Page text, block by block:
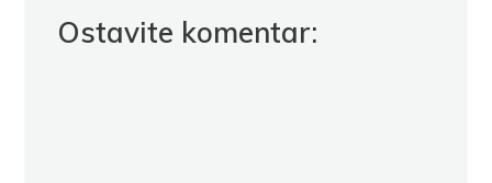
Ostavite komentar: